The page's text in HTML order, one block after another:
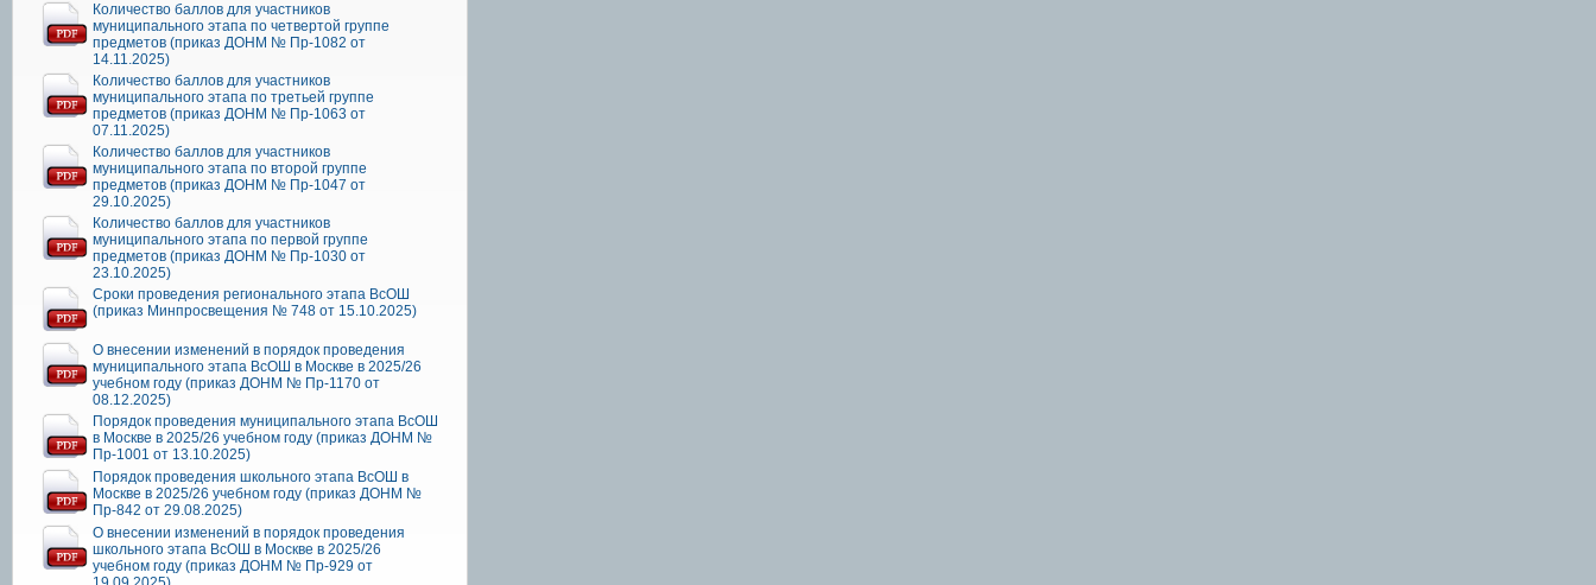
Количество баллов для участников
муниципального этапа по четвертой группе
предметов (приказ ДОНМ № Пр-1082 от
14.11.2025)
Количество баллов для участников
муниципального этапа по третьей группе
предметов (приказ ДОНМ № Пр-1063 от
07.11.2025)
Количество баллов для участников
муниципального этапа по второй группе
предметов (приказ ДОНМ № Пр-1047 от
29.10.2025)
Количество баллов для участников
муниципального этапа по первой группе
предметов (приказ ДОНМ № Пр-1030 от
23.10.2025)
Сроки проведения регионального этапа ВсОШ
(приказ Минпросвещения № 748 от 15.10.2025)
О внесении изменений в порядок проведения
муниципального этапа ВсОШ в Москве в 2025/26
учебном году (приказ ДОНМ № Пр-1170 от
08.12.2025)
Порядок проведения муниципального этапа ВсОШ
в Москве в 2025/26 учебном году (приказ ДОНМ №
Пр-1001 от 13.10.2025)
Порядок проведения школьного этапа ВсОШ в
Москве в 2025/26 учебном году (приказ ДОНМ №
Пр-842 от 29.08.2025)
О внесении изменений в порядок проведения
школьного этапа ВсОШ в Москве в 2025/26
учебном году (приказ ДОНМ № Пр-929 от